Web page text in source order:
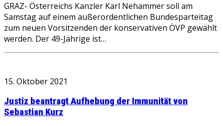
GRAZ- Österreichs Kanzler Karl Nehammer soll am
Samstag auf einem außerordentlichen Bundesparteitag
zum neuen Vorsitzenden der konservativen ÖVP gewählt
werden. Der 49-Jährige ist…
15. Oktober 2021
Justiz beantragt Aufhebung der Immunität von
Sebastian Kurz